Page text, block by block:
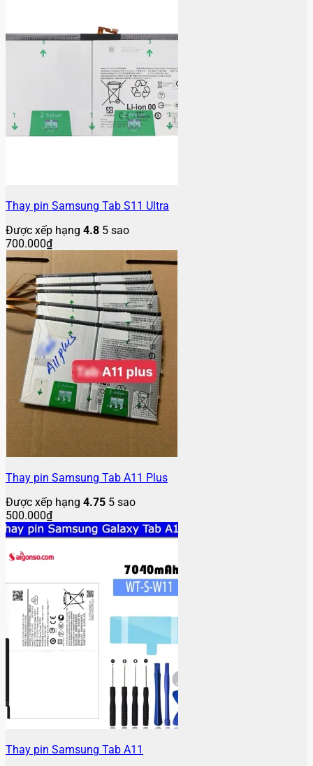
Thay pin Samsung Tab S11 Ultra
Được xếp hạng 4.8 5 sao
700.000₫
Thay pin Samsung Tab A11 Plus
Được xếp hạng 4.75 5 sao
500.000₫
Thay pin Samsung Tab A11